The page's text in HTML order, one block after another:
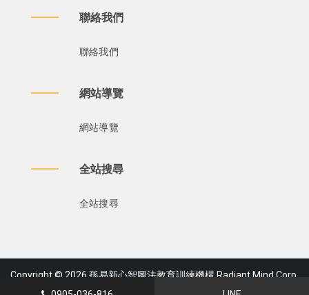
聯絡我們
聯絡我們
網站導覽
網站導覽
全站搜尋
全站搜尋
Copyright © 2026 孫易新心智圖法教育訓練機構 Radiant Mind Corp.
Ltd., designed by